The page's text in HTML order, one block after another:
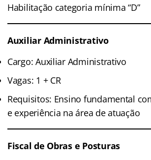
Habilitação categoria mínima “D”
Auxiliar Administrativo
Cargo: Auxiliar Administrativo
Vagas: 1 + CR
Requisitos: Ensino fundamental
e experiência na área de atuação
Fiscal de Obras e Posturas